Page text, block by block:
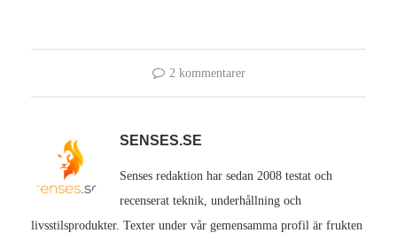
2 kommentarer
SENSES.SE
Senses redaktion har sedan 2008 testat och
recenserat teknik, underhållning och
livsstilsprodukter. Texter under vår gemensamma profil är frukten